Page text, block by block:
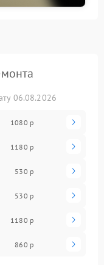
06.08.2026
1080 р
1180 р
530 р
530 р
1180 р
860 р